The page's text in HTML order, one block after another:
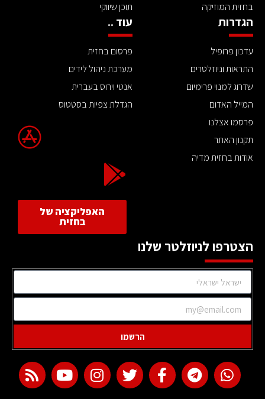
בחזית המוזיקה
תוכן שיווקי
הגדרות
עדכון פרופיל
התראות וניוזלטרים
שדרוג למנוי פרימיום
המייל האדום
פרסמו אצלנו
תקנון האתר
אודות בחזית מדיה
עוד ..
פרסום בחזית
מערכת ניהול לידים
אנטי וירוס בעברית
הגדלת צפיות בסטטוס
האפליקציה של
בחזית
הצטרפו לניוזלטר שלנו
הרשמו